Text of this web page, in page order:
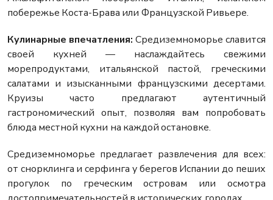
побережье Коста-Брава или Французской Ривьере.
Кулинарные впечатления: Средиземноморье славится
своей кухней — наслаждайтесь свежими
морепродуктами, итальянской пастой, греческими
салатами и изысканными французскими десертами.
Круизы часто предлагают аутентичный
гастрономический опыт, позволяя вам попробовать
блюда местной кухни на каждой остановке.
Средиземноморье предлагает развлечения для всех:
от снорклинга и серфинга у берегов Испании до пеших
прогулок по греческим островам или осмотра